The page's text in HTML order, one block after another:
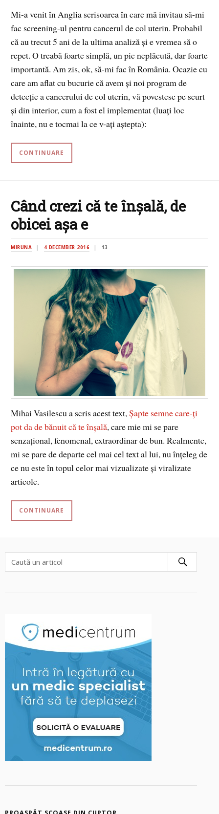
Mi-a venit în Anglia scrisoarea în care mă invitau să-mi
fac screening-ul pentru cancerul de col uterin. Probabil
că au trecut 5 ani de la ultima analiză și e vremea să o
repet. O treabă foarte simplă, un pic neplăcută, dar foarte
importantă. Am zis, ok, să-mi fac în România. Ocazie cu
care am aflat cu bucurie că avem și noi program de
detecție a cancerului de col uterin, vă povestesc pe scurt
și din interior, cum a fost el implementat (luați loc
înainte, nu e tocmai la ce v-ați aștepta):
CONTINUARE
Când crezi că te înșală, de
obicei așa e
MIRUNA 4 DECEMBER 2016 13
Mihai Vasilescu a scris acest text,Șapte semne care-ți
pot da de bănuit că te înșală, care mie mi se pare
senzațional, fenomenal, extraordinar de bun. Realmente,
mi se pare de departe cel mai cel text al lui, nu înțeleg de
ce nu este în topul celor mai vizualizate și viralizate
articole.
CONTINUARE